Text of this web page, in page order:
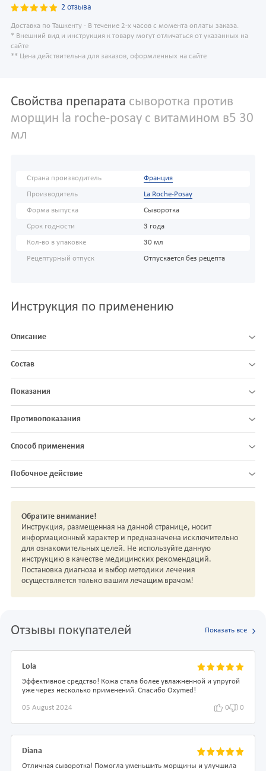
2 отзыва
Доставка по Ташкенту - В течение 2-х часов с момента оплаты заказа.
* Внешний вид и инструкция к товару могут отличаться от указанных на
сайте
** Цена действительна для заказов, оформленных на сайте
Свойства препарата сыворотка против
морщин la roche-posay с витамином в5 30
мл
Страна производитель Франция
Производитель La Roche-Posay
Форма выпуска Сыворотка
Срок годности 3 года
Кол-во в упаковке 30 мл
Рецептурный отпуск Отпускается без рецепта
Инструкция по применению
Описание
Состав
Показания
Противопоказания
Способ применения
Побочное действие
Обратите внимание!
Инструкция, размещенная на данной странице, носит
информационный характер и предназначена исключительно
для ознакомительных целей. Не используйте данную
инструкцию в качестве медицинских рекомендаций.
Постановка диагноза и выбор методики лечения
осуществляется только вашим лечащим врачом!
Отзывы покупателей Показать все
Lola
Эффективное средство! Кожа стала более увлажненной и упругой
уже через несколько применений. Спасибо Oxymed!
05 August 2024 0 0
Diana
Отличная сыворотка! Помогла уменьшить морщины и улучшила